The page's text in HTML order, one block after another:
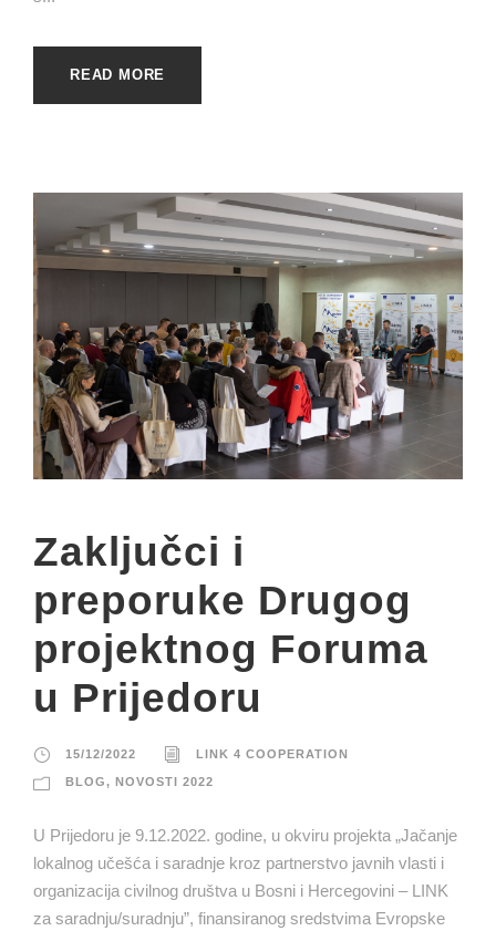
READ MORE
Zaključci i
preporuke Drugog
projektnog Foruma
u Prijedoru
15/12/2022 LINK 4 COOPERATION
BLOG, NOVOSTI 2022
U Prijedoru je 9.12.2022. godine, u okviru projekta „Jačanje
lokalnog učešća i saradnje kroz partnerstvo javnih vlasti i
organizacija civilnog društva u Bosni i Hercegovini – LINK
za saradnju/suradnju”, finansiranog sredstvima Evropske